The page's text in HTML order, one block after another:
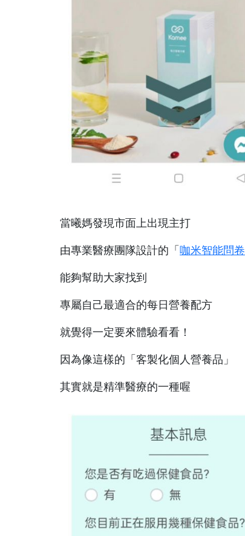
當曦媽發現市面上出現主打
由專業醫療團隊設計的「 咖米智能問卷
能夠幫助大家找到
專屬自己最適合的每日營養配方
就覺得一定要來體驗看看！
因為像這樣的「客製化個人營養品」
其實就是精準醫療的一種喔